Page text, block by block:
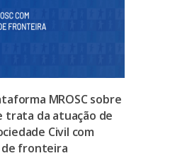
MROSC sobre
trata da atuação de
Civil com
de fronteira